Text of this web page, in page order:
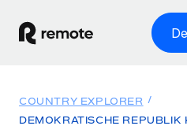
Produkte
COUNTRY EXPLORER
DEMOKRATISCHE REPUBLIK